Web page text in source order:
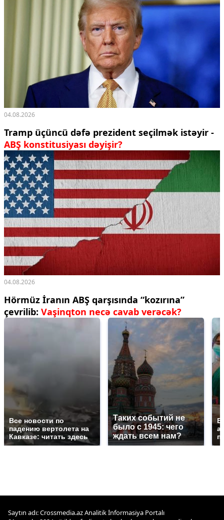
04.08.2026
Tramp üçüncü dəfə prezident seçilmək istəyir -
ABŞ konstitusiyası dəyişir?
04.08.2026
Hörmüz İranın ABŞ qarşısında “kozırına”
çevrilib: Vaşinqton necə cavab verəcək?
Все новости по
падению вертолета на
Кавказе: читать здесь
Таких событий не
было с 1945: чего
ждать всем нам?
В
Saytın adı: Crossmedia.az Analitik İnformasiya Portalı